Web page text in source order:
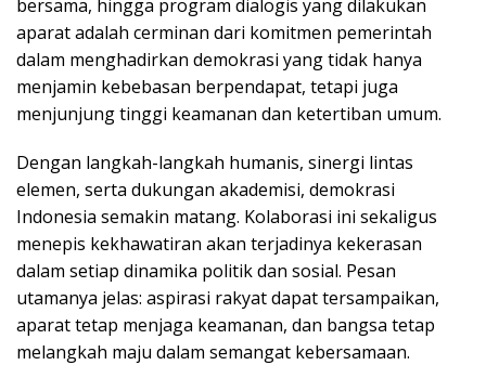
bersama, hingga program dialogis yang dilakukan
aparat adalah cerminan dari komitmen pemerintah
dalam menghadirkan demokrasi yang tidak hanya
menjamin kebebasan berpendapat, tetapi juga
menjunjung tinggi keamanan dan ketertiban umum.
Dengan langkah-langkah humanis, sinergi lintas
elemen, serta dukungan akademisi, demokrasi
Indonesia semakin matang. Kolaborasi ini sekaligus
menepis kekhawatiran akan terjadinya kekerasan
dalam setiap dinamika politik dan sosial. Pesan
utamanya jelas: aspirasi rakyat dapat tersampaikan,
aparat tetap menjaga keamanan, dan bangsa tetap
melangkah maju dalam semangat kebersamaan.